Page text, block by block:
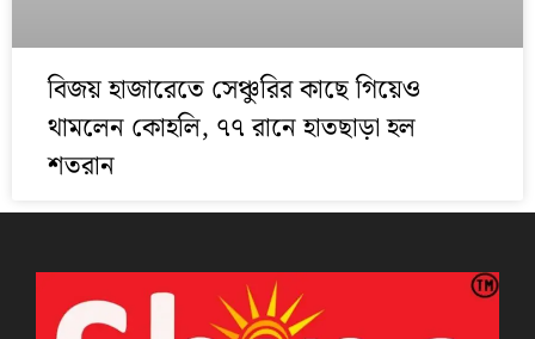
বিজয় হাজারেতে সেঞ্চুরির কাছে গিয়েও
থামলেন কোহলি, ৭৭ রানে হাতছাড়া হল
শতরান